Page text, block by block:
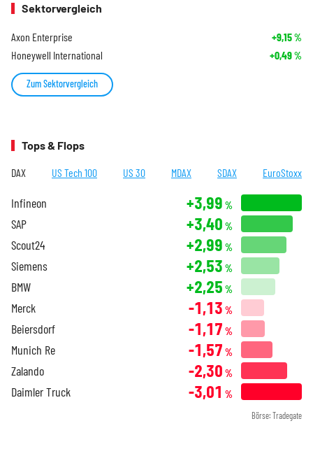
Sektorvergleich
Axon Enterprise +9,15%
Honeywell International +0,49%
Zum Sektorvergleich
Tops & Flops
DAX US Tech 100 US 30 MDAX SDAX EuroStoxx
Infineon +3,99 %
SAP +3,40 %
Scout24 +2,99 %
Siemens +2,53 %
BMW +2,25 %
Merck -1,13 %
Beiersdorf -1,17 %
Munich Re -1,57 %
Zalando -2,30 %
Daimler Truck -3,01 %
Börse: Tradegate